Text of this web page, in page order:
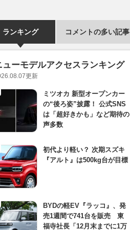
ランキング コメントの多い記事
ューモデルアクセスランキング
更新
ミツオカ 新型オープンカー
の“後ろ姿”披露！ 公式SNS
は「超好きかも」など期待の
声多数
初代より軽い？ 次期スズキ
『アルト』は500kg台が目標
BYDの軽EV『ラッコ』、発
売1週間で741台を販売 東
福寺社長「12月末までに1万